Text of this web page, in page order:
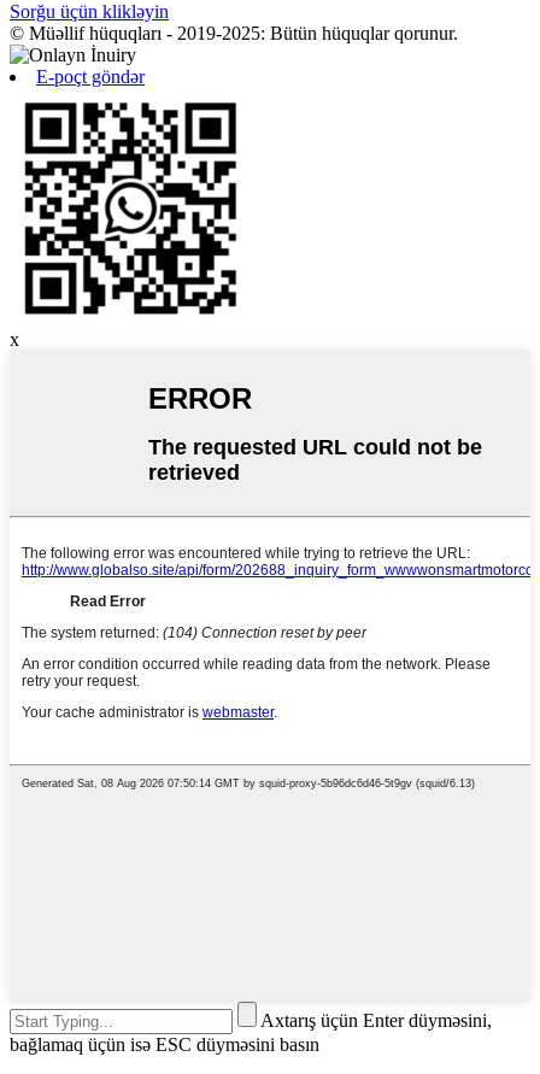
Sorğu üçün klikləyin
© Müəllif hüquqları - 2019-2025: Bütün hüquqlar qorunur.
E-poçt göndər
x
Axtarış üçün Enter düyməsini,
bağlamaq üçün isə ESC düyməsini basın